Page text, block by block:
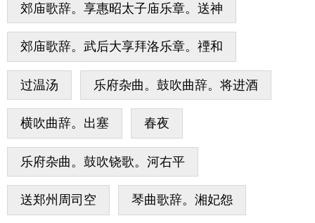
郊庙歌辞。享惠昭太子庙乐章。送神
郊庙歌辞。武后大享拜洛乐章。禋和
过温汤 乐府杂曲。鼓吹曲辞。将进酒
横吹曲辞。出塞 春夜
乐府杂曲。鼓吹铙歌。河右平
送郑州周司空 琴曲歌辞。湘妃怨